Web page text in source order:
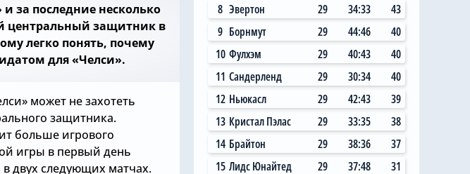
за последние несколько
центральный защитник в
легко понять, почему
для «Челси».
может не захотеть
защитника.
больше игрового
игры в первый день
в двух следующих матчах.
8 Эвертон 29 34:33
43
9 Борнмут 29 44:46
40
10 Фулхэм 29 40:43
40
11 Сандерленд 29 30:34
40
12 Ньюкасл 29 42:43
39
13 Кристал Пэлас 29 33:35
38
14 Брайтон 29 38:36
37
15 Лидс Юнайтед 29 37:48 31